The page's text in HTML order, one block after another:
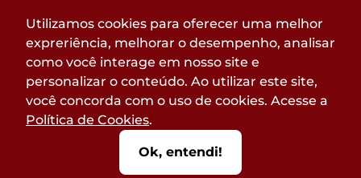
(31) 2104-3000 - WhatsApp
0800-015-4000 - Telefone
Acompanhe
@CROMGOFICIAL
nas redes sociais:
Utilizamos cookies para oferecer uma melhor
expreriência, melhorar o desempenho, analisar
como você interage em nosso site e
personalizar o conteúdo. Ao utilizar este site,
você concorda com o uso de cookies. Acesse a
Política de Cookies.
Ok, entendi!